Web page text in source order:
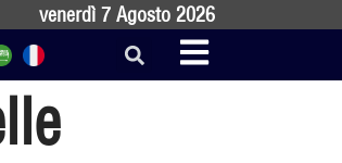
venerdì 7 Agosto 2026